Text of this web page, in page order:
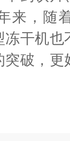
来，随
冻干机也
破，